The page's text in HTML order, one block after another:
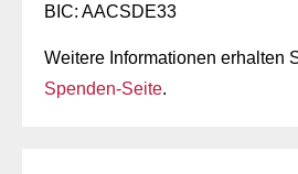
BIC: AACSDE33
Weitere Informationen erhalten
Spenden-Seite.